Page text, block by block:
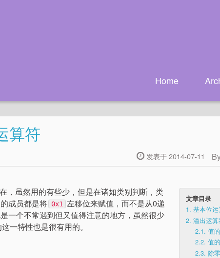
Home
算符
发表于 2014-07-11
文章目录
1. 基本位
2. 溢出运
2.1. 值
2.2. 值
2.3. 除
，虽然用的有些少，但是在诸如类别判断，类
成员都是将 0x1
左移位来赋值，而不是从0递
一个不常遇到但又值得注意的地方，虽然很少
一特性也是很有用的。